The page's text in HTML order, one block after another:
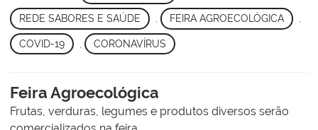
REDE SABORES E SAÚDE , FEIRA AGROECOLÓGICA ,
COVID-19 CORONAVÍRUS
Feira Agroecológica
Frutas, verduras, legumes e produtos diversos serão